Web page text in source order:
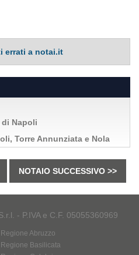
errati a notai.it
Napoli
Torre Annunziata e Nola
NOTAIO SUCCESSIVO >>
- P.IVA e C.F. 05055360969
Regione Abruzzo
Regione Basilicata